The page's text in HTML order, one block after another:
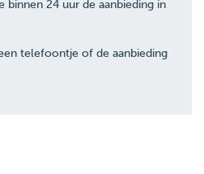
binnen 24 uur de aanbieding in
telefoontje of de aanbieding